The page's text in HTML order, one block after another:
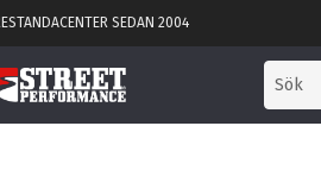
SEDAN 2004